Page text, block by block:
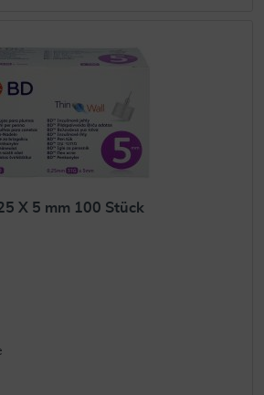
X 5 mm 100 Stück